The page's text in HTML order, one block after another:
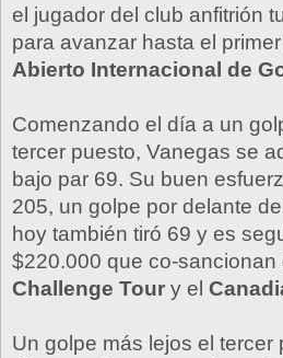
el jugador del club anfitrión
para avanzar hasta el
Abierto Internacional de
Comenzando el día a un
tercer puesto, Vanegas se
bajo par 69. Su buen
205, un golpe por delante
hoy también tiró 69 y es
$220.000 que co-sancionan
Challenge Tour y el
Un golpe más lejos el